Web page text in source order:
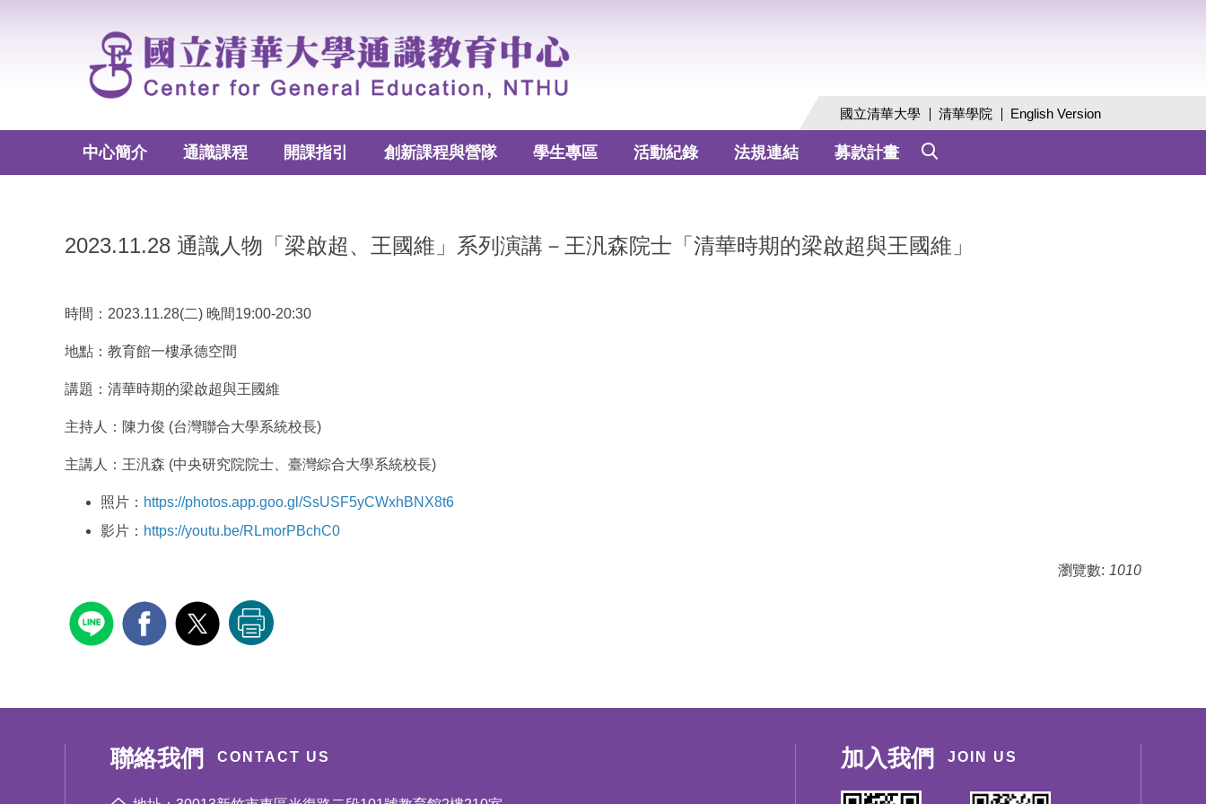
國立清華大學 清華學院 English Version
中心簡介 通識課程 開課指引 創新課程與營隊 學生專區 活動紀錄 法規連結 募款計畫
2023.11.28 通識人物「梁啟超、王國維」系列演講－王汎森院士「清華時期的梁啟超與王國維」
時間：2023.11.28(二) 晚間19:00-20:30
地點：教育館一樓承德空間
講題：清華時期的梁啟超與王國維
主持人：陳力俊 (台灣聯合大學系統校長)
主講人：王汎森 (中央研究院院士、臺灣綜合大學系統校長)
照片： https://photos.app.goo.gl/SsUSF5yCWxhBNX8t6
影片： https://youtu.be/RLmorPBchC0
瀏覽數: 1010
聯絡我們 CONTACT US 加入我們 JOIN US